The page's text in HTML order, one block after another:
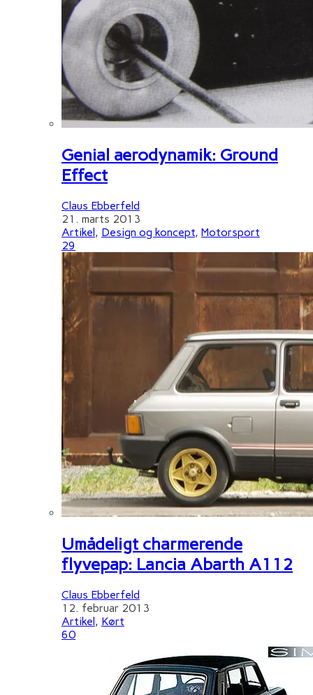
Genial aerodynamik: Ground
Effect
Claus Ebberfeld
21. marts 2013
Artikel, Design og koncept, Motorsport
29
Umådeligt charmerende
flyvepap: Lancia Abarth A112
Claus Ebberfeld
12. februar 2013
Artikel, Kørt
60